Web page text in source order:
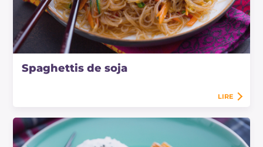
Spaghettis de soja
LIRE